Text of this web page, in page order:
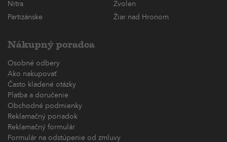
Nitra
Zvolen
Partizánske
Žiar nad Hronom
Nákupný poradca
Osobné odbery
Ako nakupovať
Často kladené otázky
Platba a doručenie
Obchodné podmienky
Reklamačný poriadok
Reklamačný formulár
Formulár na odstúpenie od zmluvy